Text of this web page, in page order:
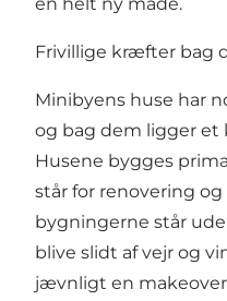
Frivillige kræfter bag
Minibyens huse har
og bag dem ligger
Husene bygges
står for renovering
bygningerne står
blive slidt af vejr og
jævnligt en